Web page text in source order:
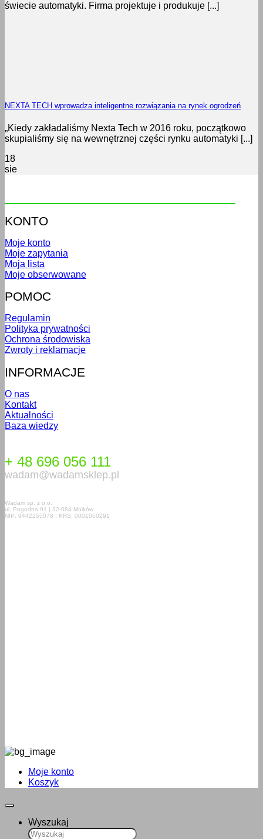
świecie automatyki. Firma projektuje i produkuje [...]
NEXTA TECH wprowadza inteligentne rozwiązania na rynek ogrodzeń
„Kiedy zakładaliśmy Nexta Tech w 2016 roku, początkowo
skupialiśmy się na wewnętrznej części rynku automatyki [...]
18
sie
KONTO
Moje konto
Moje zapytania
Moja lista
Moje obserwowane
POMOC
Regulamin
Polityka prywatności
Ochrona środowiska
Zwroty i reklamacje
INFORMACJE
O nas
Kontakt
Aktualności
Baza wiedzy
+ 48 696 056 111
wadam@wadamsklep.pl
Wadam sp. z o.o.
ul. Pogodna 91 | 32-084 Mników
NIP: 9442255078 | KRS: 0001050291
Moje konto
Koszyk
Wyszukaj